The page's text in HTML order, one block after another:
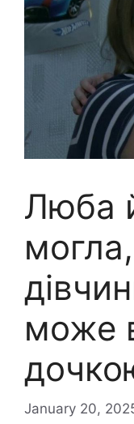
Люба
може
January 20,